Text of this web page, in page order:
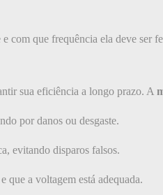
com que frequência ela deve ser
sua eficiência a longo prazo. A
por danos ou desgaste.
evitando disparos falsos.
que a voltagem está adequada.